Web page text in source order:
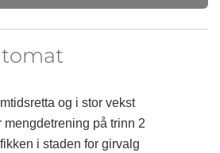
og i stor vekst
mengdetrening på trinn 2
i staden for girvalg